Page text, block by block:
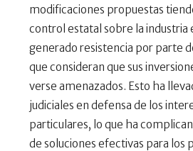
modificaciones propuestas
control estatal sobre la industria
generado resistencia por parte
que consideran que sus
verse amenazados. Esto ha
judiciales en defensa de los
particulares, lo que ha
de soluciones efectivas para los